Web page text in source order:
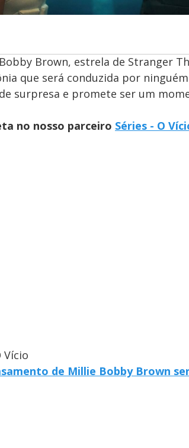
Brown, estrela de Stranger
que será conduzida por
surpresa e promete ser um
no nosso parceiro Séries - O
Vício
de Millie Bobby Brown